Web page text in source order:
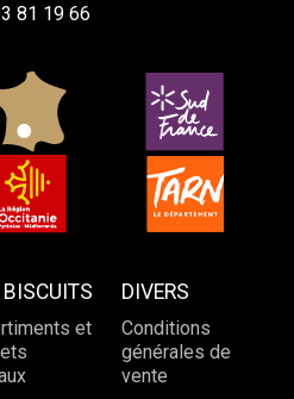
81 19 66
et
DIVERS
Conditions
générales de
vente